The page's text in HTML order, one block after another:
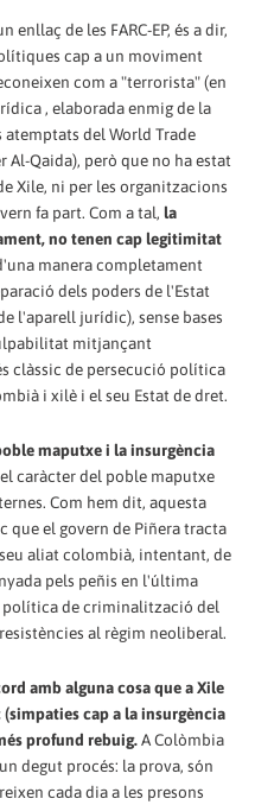
enllaç de les FARC-EP, és a dir,
cap a un moviment
com a "terrorista" (en
, elaborada enmig de la
del World Trade
Al-Qaida), però que no ha estat
Xile, ni per les organitzacions
fa part. Com a tal, la
no tenen cap legitimitat
manera completament
dels poders de l'Estat
l'aparell jurídic), sense bases
mitjançant
clàssic de persecució política
i xilè i el seu Estat de dret.
maputxe i la insurgència
caràcter del poble maputxe
Com hem dit, aquesta
que el govern de Piñera tracta
aliat colombià, intentant, de
pels peñis en l'última
de criminalització del
al règim neoliberal.
amb alguna cosa que a Xile
cap a la insurgència
profund rebuig.A Colòmbia
degut procés: la prova, són
cada dia a les presons